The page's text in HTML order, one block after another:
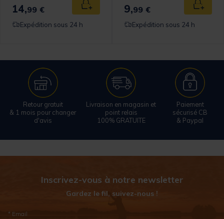
panier
14,99 € Ajouter au panier
Expédition sous 24 h
9,99 €
Expédition sous 24 h
Retour gratuit
& 1 mois pour changer
d'avis
Livraison en magasin et
point relais
100% GRATUITE
Paiement
sécurisé CB
& Paypal
Inscrivez-vous à notre newsletter
Gardez le fil, suivez-nous !
* Email